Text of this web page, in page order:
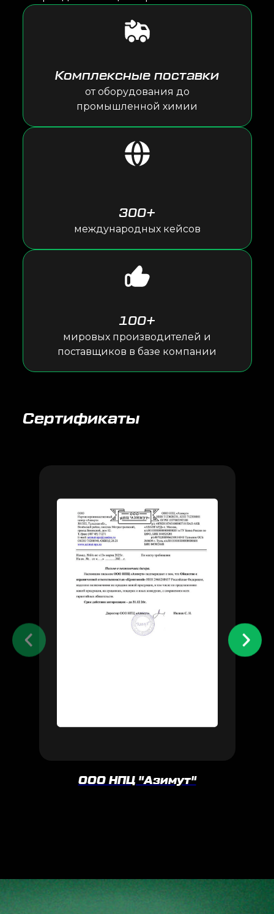
Комплексные поставки
от оборудования до
промышленной химии
300+
международных кейсов
100+
мировых производителей и
поставщиков в базе компании
Сертификаты
ООО НПЦ "Азимут"